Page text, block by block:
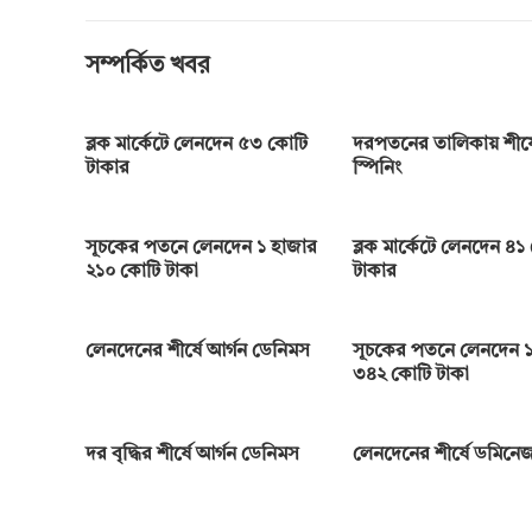
সম্পর্কিত খবর
ব্লক মার্কেটে লেনদেন ৫৩ কোটি
টাকার
দরপতনের তালিকায়
স্পিনিং
সূচকের পতনে লেনদেন ১ হাজার
২১০ কোটি টাকা
ব্লক মার্কেটে লেনদেন
টাকার
লেনদেনের শীর্ষে আর্গন ডেনিমস
সূচকের পতনে লেনদেন
৩৪২ কোটি টাকা
দর বৃদ্ধির শীর্ষে আর্গন ডেনিমস লেনদেনের শীর্ষে